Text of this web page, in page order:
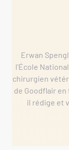
Erwan
l'École
chirurgien
de Goodflair
il rédige et